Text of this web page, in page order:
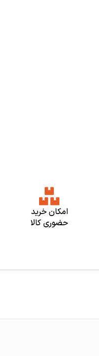
امکان خرید
حضوری کالا